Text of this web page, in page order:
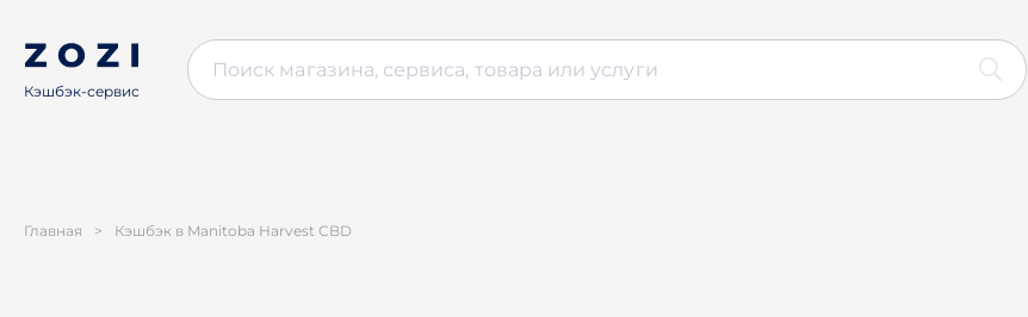
Кэшбэк-сервис
Главная > Кэшбэк в Manitoba Harvest CBD